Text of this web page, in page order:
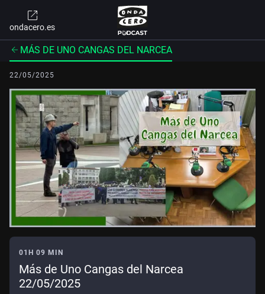
ondacero.es
MÁS DE UNO CANGAS DEL NARCEA
22/05/2025
01H 09 MIN
Más de Uno Cangas del Narcea
22/05/2025